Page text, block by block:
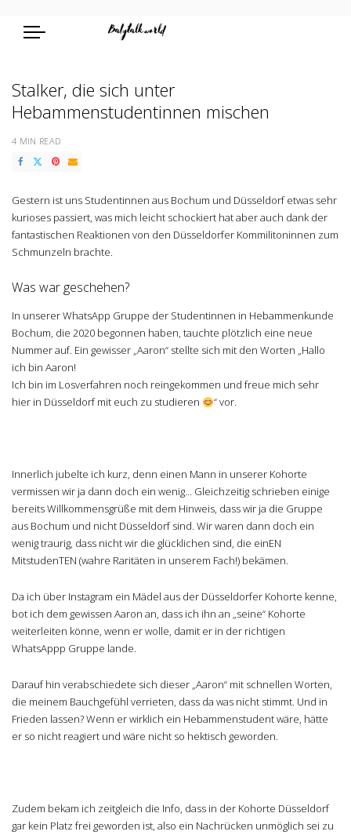
Stalker, die sich unter
Hebammenstudentinnen mischen
4 MIN READ
Gestern ist uns Studentinnen aus Bochum und Düsseldorf etwas sehr
kurioses passiert, was mich leicht schockiert hat aber auch dank der
fantastischen Reaktionen von den Düsseldorfer Kommilitoninnen zum
Schmunzeln brachte.
Was war geschehen?
In unserer WhatsApp Gruppe der Studentinnen in Hebammenkunde
Bochum, die 2020 begonnen haben, tauchte plötzlich eine neue
Nummer auf. Ein gewisser „Aaron“ stellte sich mit den Worten „Hallo
ich bin Aaron!
Ich bin im Losverfahren noch reingekommen und freue mich sehr
hier in Düsseldorf mit euch zu studieren
“ vor.
Innerlich jubelte ich kurz, denn einen Mann in unserer Kohorte
vermissen wir ja dann doch ein wenig… Gleichzeitig schrieben einige
bereits Willkommensgrüße mit dem Hinweis, dass wir ja die Gruppe
aus Bochum und nicht Düsseldorf sind. Wir waren dann doch ein
wenig traurig, dass nicht wir die glücklichen sind, die einEN
MitstudenTEN (wahre Raritäten in unserem Fach!) bekämen.
Da ich über Instagram ein Mädel aus der Düsseldorfer Kohorte kenne,
bot ich dem gewissen Aaron an, dass ich ihn an „seine“ Kohorte
weiterleiten könne, wenn er wolle, damit er in der richtigen
WhatsAppp Gruppe lande.
Darauf hin verabschiedete sich dieser „Aaron“ mit schnellen Worten,
die meinem Bauchgefühl verrieten, dass da was nicht stimmt. Und in
Frieden lassen? Wenn er wirklich ein Hebammenstudent wäre, hätte
er so nicht reagiert und wäre nicht so hektisch geworden.
Zudem bekam ich zeitgleich die Info, dass in der Kohorte Düsseldorf
gar kein Platz frei geworden ist, also ein Nachrücken unmöglich sei zu